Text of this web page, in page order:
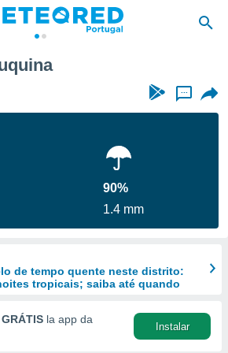
...
90%
1.4 mm
de tempo quente neste distrito:
tropicais; saiba até quando
GRÁTIS la app da
Instalar